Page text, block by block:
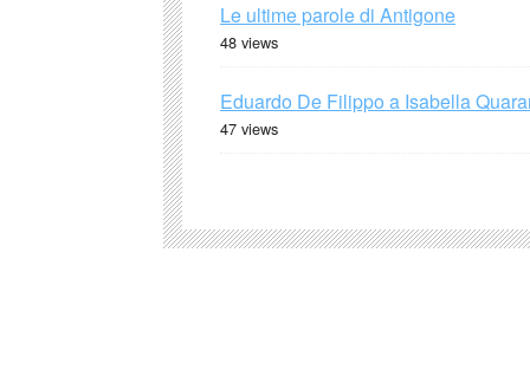
Le ultime parole di Antigone
48 views
Eduardo De Filippo a Isabella
47 views